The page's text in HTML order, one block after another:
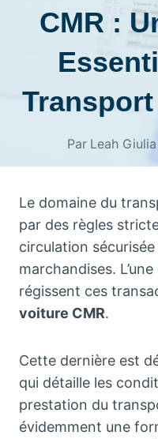
CMR :
Par Leah Giulia
Le domaine du
par des règles
circulation
marchandises.
régissent ces
voiture CMR.
Cette dernière est
qui détaille les
prestation du
évidemment une